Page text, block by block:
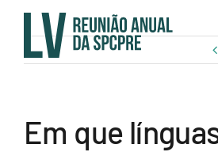
content
Em que